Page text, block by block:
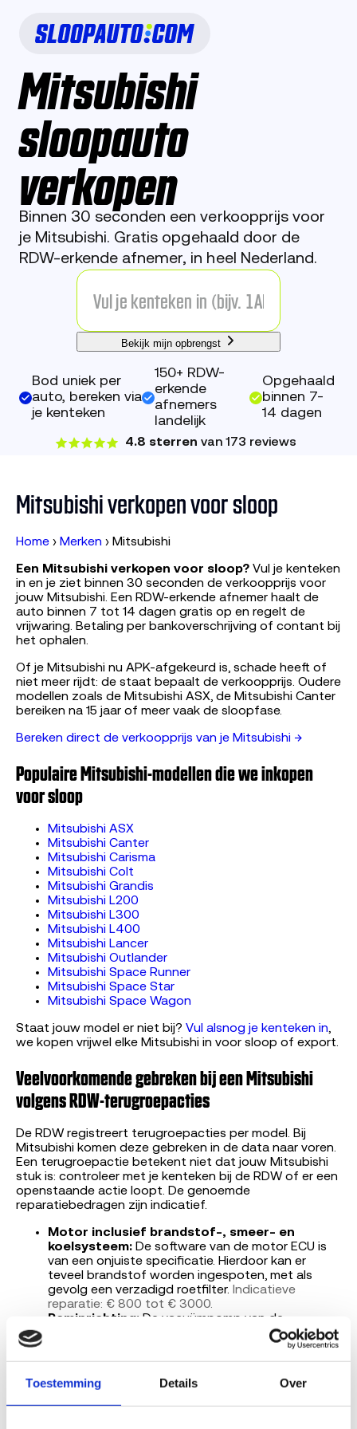
Toestemming Details Over
Mitsubishi
sloopauto
verkopen
Binnen 30 seconden een verkoopprijs voor
je Mitsubishi. Gratis opgehaald door de
RDW-erkende afnemer, in heel Nederland.
Bekijk mijn opbrengst
Bod uniek per
auto, bereken via
je kenteken
150+ RDW-
erkende
afnemers
landelijk
Opgehaald
binnen 7-
14 dagen
4.8 sterren van 173 reviews
Mitsubishi verkopen voor sloop
Home › Merken › Mitsubishi
Een Mitsubishi verkopen voor sloop? Vul je kenteken
in en je ziet binnen 30 seconden de verkoopprijs voor
jouw Mitsubishi. Een RDW-erkende afnemer haalt de
auto binnen 7 tot 14 dagen gratis op en regelt de
vrijwaring. Betaling per bankoverschrijving of contant bij
het ophalen.
Of je Mitsubishi nu APK-afgekeurd is, schade heeft of
niet meer rijdt: de staat bepaalt de verkoopprijs. Oudere
modellen zoals de Mitsubishi ASX, de Mitsubishi Canter
bereiken na 15 jaar of meer vaak de sloopfase.
Bereken direct de verkoopprijs van je Mitsubishi →
Populaire Mitsubishi-modellen die we inkopen
voor sloop
Mitsubishi ASX
Mitsubishi Canter
Mitsubishi Carisma
Mitsubishi Colt
Mitsubishi Grandis
Mitsubishi L200
Mitsubishi L300
Mitsubishi L400
Mitsubishi Lancer
Mitsubishi Outlander
Mitsubishi Space Runner
Mitsubishi Space Star
Mitsubishi Space Wagon
Staat jouw model er niet bij? Vul alsnog je kenteken in,
we kopen vrijwel elke Mitsubishi in voor sloop of export.
Veelvoorkomende gebreken bij een Mitsubishi
volgens RDW-terugroepacties
De RDW registreert terugroepacties per model. Bij
Mitsubishi komen deze gebreken in de data naar voren.
Een terugroepactie betekent niet dat jouw Mitsubishi
stuk is: controleer met je kenteken bij de RDW of er een
openstaande actie loopt. De genoemde
reparatiebedragen zijn indicatief.
Motor inclusief brandstof-, smeer- en
koelsysteem: De software van de motor ECU is
van een onjuiste specificatie. Hierdoor kan er
teveel brandstof worden ingespoten, met als
gevolg een verzadigd roetfilter. Indicatieve
reparatie: € 800 tot € 3000.
Reminrichting: De vacuümpomp van de
rembekrachtiger kan defect raken. Afhankelijk van
het bouwjaar kan de oorzaak het relais, de pomp
en/of de software de oorzaak zijn.Indicatieve
reparatie: € 300 tot € 800.
Carrosserie (beschermingsmiddelen
inzittenden):Bij het activeren van de